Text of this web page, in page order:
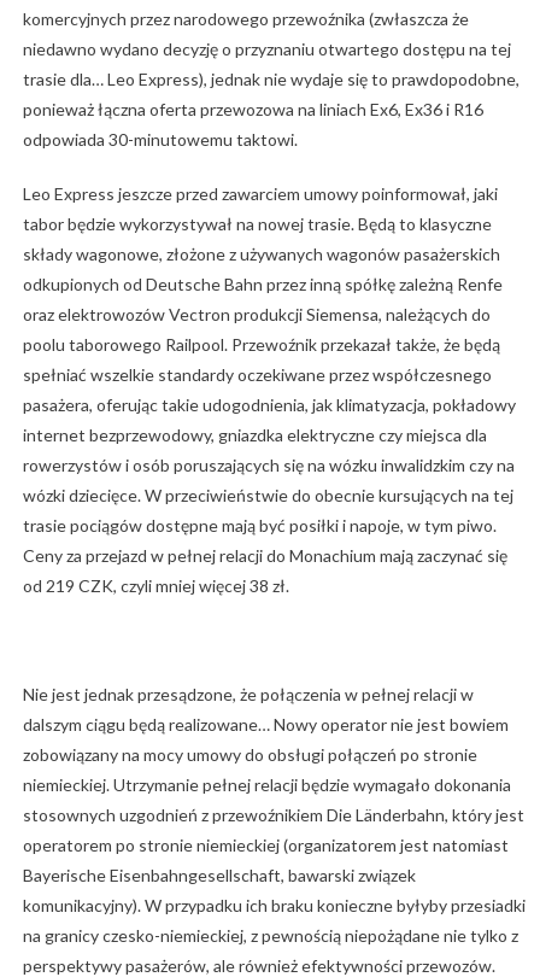
komercyjnych przez narodowego przewoźnika (zwłaszcza że
niedawno wydano decyzję o przyznaniu otwartego dostępu na tej
trasie dla… Leo Express), jednak nie wydaje się to prawdopodobne,
ponieważ łączna oferta przewozowa na liniach Ex6, Ex36 i R16
odpowiada 30-minutowemu taktowi.
Leo Express jeszcze przed zawarciem umowy poinformował, jaki
tabor będzie wykorzystywał na nowej trasie. Będą to klasyczne
składy wagonowe, złożone z używanych wagonów pasażerskich
odkupionych od Deutsche Bahn przez inną spółkę zależną Renfe
oraz elektrowozów Vectron produkcji Siemensa, należących do
poolu taborowego Railpool. Przewoźnik przekazał także, że będą
spełniać wszelkie standardy oczekiwane przez współczesnego
pasażera, oferując takie udogodnienia, jak klimatyzacja, pokładowy
internet bezprzewodowy, gniazdka elektryczne czy miejsca dla
rowerzystów i osób poruszających się na wózku inwalidzkim czy na
wózki dziecięce. W przeciwieństwie do obecnie kursujących na tej
trasie pociągów dostępne mają być posiłki i napoje, w tym piwo.
Ceny za przejazd w pełnej relacji do Monachium mają zaczynać się
od 219 CZK, czyli mniej więcej 38 zł.
Nie jest jednak przesądzone, że połączenia w pełnej relacji w
dalszym ciągu będą realizowane… Nowy operator nie jest bowiem
zobowiązany na mocy umowy do obsługi połączeń po stronie
niemieckiej. Utrzymanie pełnej relacji będzie wymagało dokonania
stosownych uzgodnień z przewoźnikiem Die Länderbahn, który jest
operatorem po stronie niemieckiej (organizatorem jest natomiast
Bayerische Eisenbahngesellschaft, bawarski związek
komunikacyjny). W przypadku ich braku konieczne byłyby przesiadki
na granicy czesko-niemieckiej, z pewnością niepożądane nie tylko z
perspektywy pasażerów, ale również efektywności przewozów.